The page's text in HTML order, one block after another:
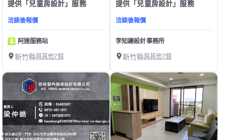
提供「兒童房設計」服務
洽談後報價
阿達服務站
新竹縣與其他7個
提供「兒童房設計」服務
洽談後報價
李知謙設計事務所
新竹縣與其他7個